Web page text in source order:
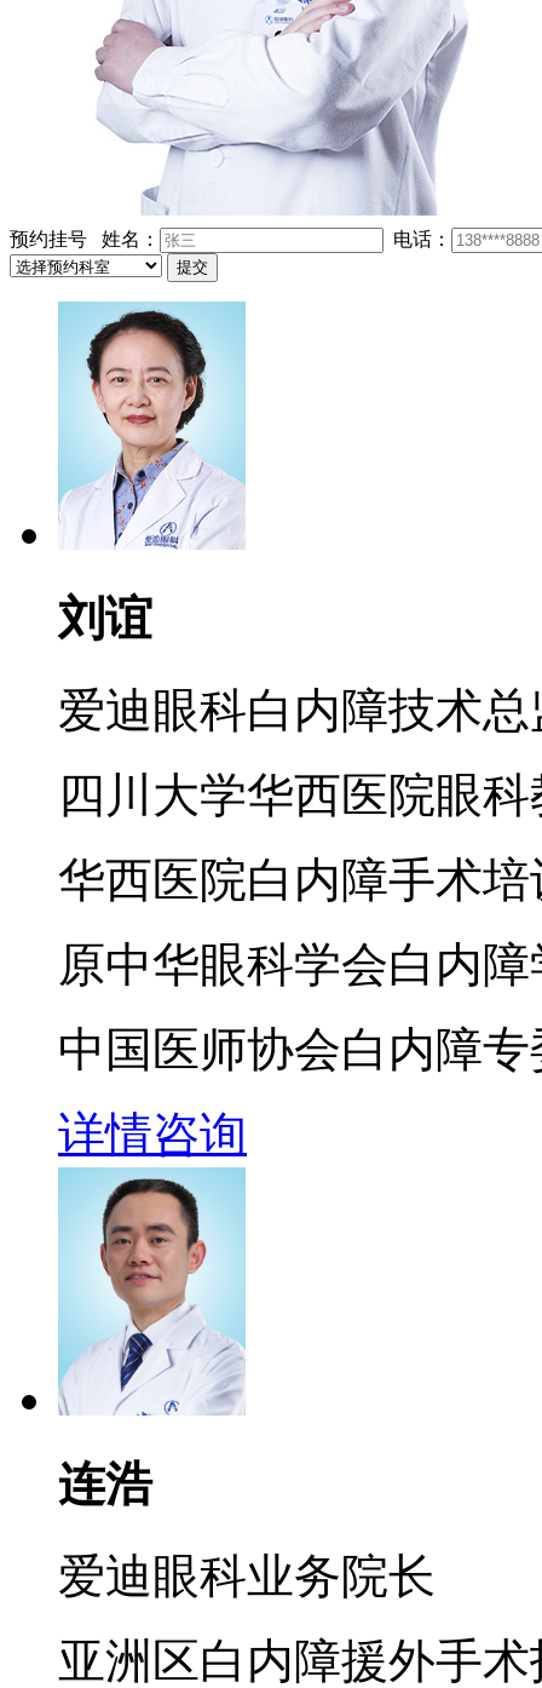
预约挂号 姓名： 电话：
刘谊
爱迪眼科白内障技术
四川大学华西医院眼
华西医院白内障手术
原中华眼科学会白内
中国医师协会白内障
详情咨询
连浩
爱迪眼科业务院长
亚洲区白内障援外手